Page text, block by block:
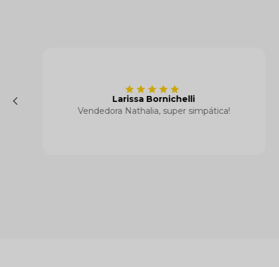
ou
Jucelia Vauna
Amo as peças, são perfeitas, qualidade
maravilhosa. Atendimento impecável da